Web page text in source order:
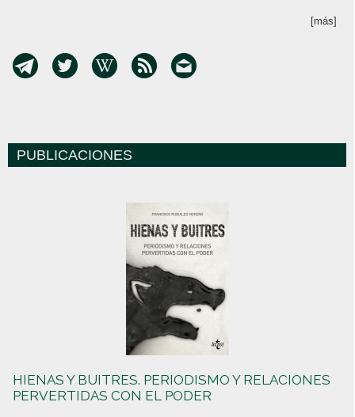
[más]
PUBLICACIONES
HIENAS Y BUITRES. PERIODISMO Y RELACIONES
PERVERTIDAS CON EL PODER